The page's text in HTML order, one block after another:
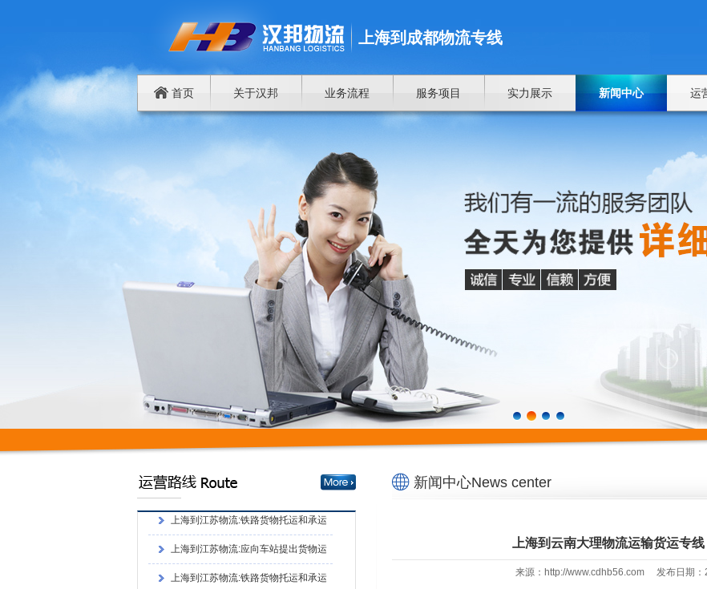
上海到成都物流专线
首页 关于汉邦 业务流程 服务项目 实力展示 新闻中心 运
谁将成为中国商品进出欧洲物流中心
上海到成都物流专线
上海到重庆物流专线
上海到江苏物流:铁路货物托运和承运
的程序上海到江苏物流:铁路货物托运和承
运的程序
上海到江苏物流:应向车站提出货物运
单和运单上海到江苏物流:铁路货物托运和承运
的程序上海汉邦物流有限公司
新闻中心News center
上海到云南大理物流运输货运专
来源：http://www.cdhb56.com 发布日期